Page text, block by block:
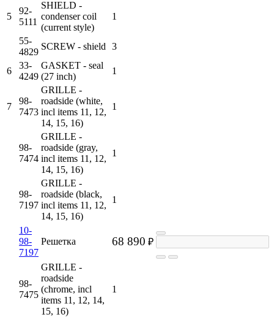
5
92-
5111
SHIELD -
condenser coil
(current style)
1
55-
4829
SCREW - shield 3
6
33-
4249
GASKET - seal
(27 inch)
1
7
98-
7473
GRILLE -
roadside (white,
incl items 11, 12,
14, 15, 16)
1
98-
7474
GRILLE -
roadside (gray,
incl items 11, 12,
14, 15, 16)
1
98-
7197
GRILLE -
roadside (black,
incl items 11, 12,
14, 15, 16)
1
10-
98-
7197
Решетка 68 890 ₽
98-
7475
GRILLE -
roadside
(chrome, incl
items 11, 12, 14,
15, 16)
1